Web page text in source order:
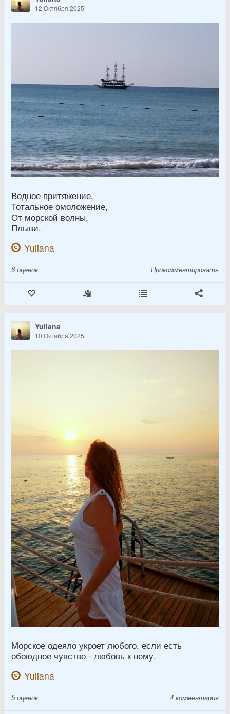
12 Октября 2025
Водное притяжение,
Тотальное омоложение,
От морской волны,
Плыви.
Yuliana
6 оценок Прокомментировать
Yuliana
10 Октября 2025
Морское одеяло укроет любого, если есть
обоюдное чувство - любовь к нему.
Yuliana
5 оценок 4 комментария